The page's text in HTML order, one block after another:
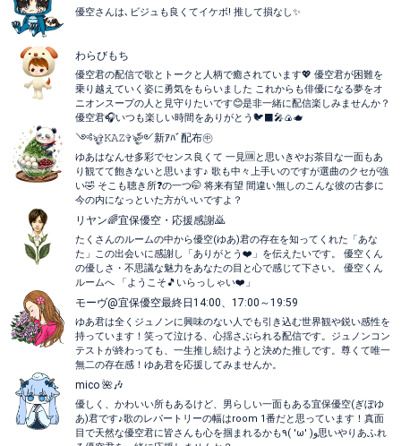
優空さんは､ビジュも良くてイケボ! 推して損なし✨
わらびもち
優空君の配信で歌とトークと人柄で癒されています💖 優空君が困難を
乗り越えていく姿に勇気をもらいました これからも俳優になる夢をオ
ニオンスープの人と見守りたいです😊是非一緒に配信楽しみませんか？
優空君🎧いつも楽しい時間をありがとう🐦⬛️🎤🍙🫖
༺ৡۣ✞𝙺𝙰𝚉✞ৡۣۜ༻新ｱﾊﾞ配布㊥
ゆあはなんせ多彩でセンス良くて 一見🆒と思いきやお茶目な一面もあ
り観てて飽きないと思います♪ 歌も中々上手いのですが選曲のクセが強
い🤣 そこも聴き所❓️の一つ🤭 将来有望 間違い無しのこんな彼の古参に
今の内になっといた方がいいですよ？
リヤン🌈宜保優空・応援感謝🙇
たくさんのルームの中から優空(ゆあ)君の存在を知ってくれた「あな
た」この出会いに感謝し「ありがとう❤️」を伝えたいです。 優空くん
の優しさ・不思議な魅力をあなたの目と心で感じて下さい。 優空くん
ルームへ 「ようこそ🎵いらっしゃい❤️」
モーヴ@宜保優空最終日14:00、17:00～19:59
ゆあ君は全くジュノンに興味のない人でも引き込む世界観や鋭い感性を
持っています！笑って泣ける、心揺さぶられる配信です。ジュノンコン
テストが終わっても、一生推し続けようと決めた推しです。尊くて唯一
無二の存在感！ゆあ君を応援してみませんか。
mico 🌺🎶
優しく、かわいい所もあるけど、男らしい一面もある宜保優空(ぎぼゆ
あ)君です♪歌のレパートリーの幅はroom 1番だと思っています！真面
目で天然な優空君に皆さんも心を掴まれるかも٩( 'ω' )و思いやりあふれ